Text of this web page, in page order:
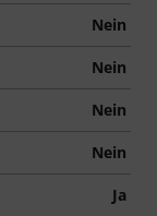
Nein
Nein
Nein
Nein
Ja